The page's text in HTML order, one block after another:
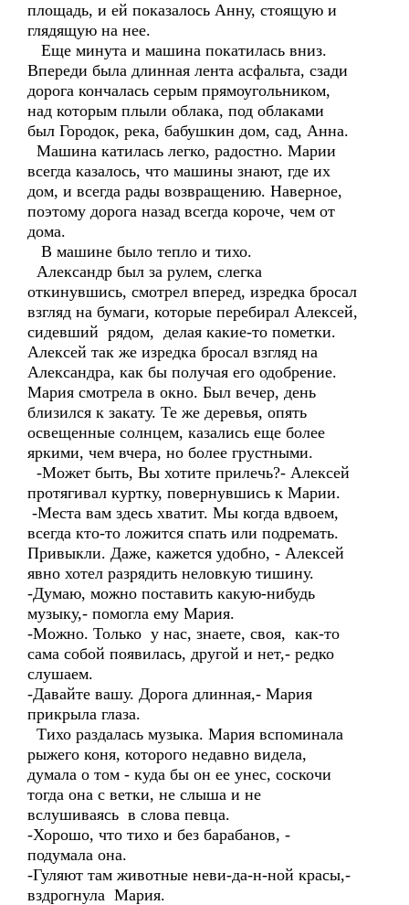
площадь, и ей показалось Анну, стоящую и
глядящую на нее.
Еще минута и машина покатилась вниз.
Впереди была длинная лента асфальта, сзади
дорога кончалась серым прямоугольником,
над которым плыли облака, под облаками
был Городок, река, бабушкин дом, сад, Анна.
Машина катилась легко, радостно. Марии
всегда казалось, что машины знают, где их
дом, и всегда рады возвращению. Наверное,
поэтому дорога назад всегда короче, чем от
дома.
В машине было тепло и тихо.
Александр был за рулем, слегка
откинувшись, смотрел вперед, изредка бросал
взгляд на бумаги, которые перебирал Алексей,
сидевший рядом, делая какие-то пометки.
Алексей так же изредка бросал взгляд на
Александра, как бы получая его одобрение.
Мария смотрела в окно. Был вечер, день
близился к закату. Те же деревья, опять
освещенные солнцем, казались еще более
яркими, чем вчера, но более грустными.
-Может быть, Вы хотите прилечь?- Алексей
протягивал куртку, повернувшись к Марии.
-Места вам здесь хватит. Мы когда вдвоем,
всегда кто-то ложится спать или подремать.
Привыкли. Даже, кажется удобно, - Алексей
явно хотел разрядить неловкую тишину.
-Думаю, можно поставить какую-нибудь
музыку,- помогла ему Мария.
-Можно. Только у нас, знаете, своя, как-то
сама собой появилась, другой и нет,- редко
слушаем.
-Давайте вашу. Дорога длинная,- Мария
прикрыла глаза.
Тихо раздалась музыка. Мария вспоминала
рыжего коня, которого недавно видела,
думала о том - куда бы он ее унес, соскочи
тогда она с ветки, не слыша и не
вслушиваясь в слова певца.
-Хорошо, что тихо и без барабанов, -
подумала она.
-Гуляют там животные неви-да-н-ной красы,-
вздрогнула Мария.